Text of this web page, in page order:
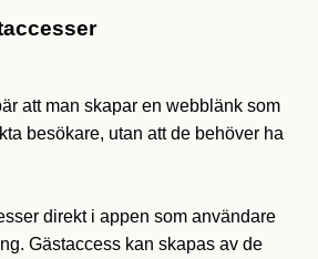
att man skapar en webblänk som
besökare, utan att de behöver ha
direkt i appen som användare
Gästaccess kan skapas av de